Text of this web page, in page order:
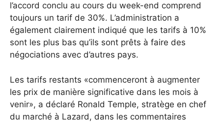
l’accord conclu au cours du week-end comprend
toujours un tarif de 30%. L’administration a
également clairement indiqué que les tarifs à 10%
sont les plus bas qu’ils sont prêts à faire des
négociations avec d’autres pays.
Les tarifs restants «commenceront à augmenter
les prix de manière significative dans les mois à
venir», a déclaré Ronald Temple, stratège en chef
du marché à Lazard, dans les commentaires